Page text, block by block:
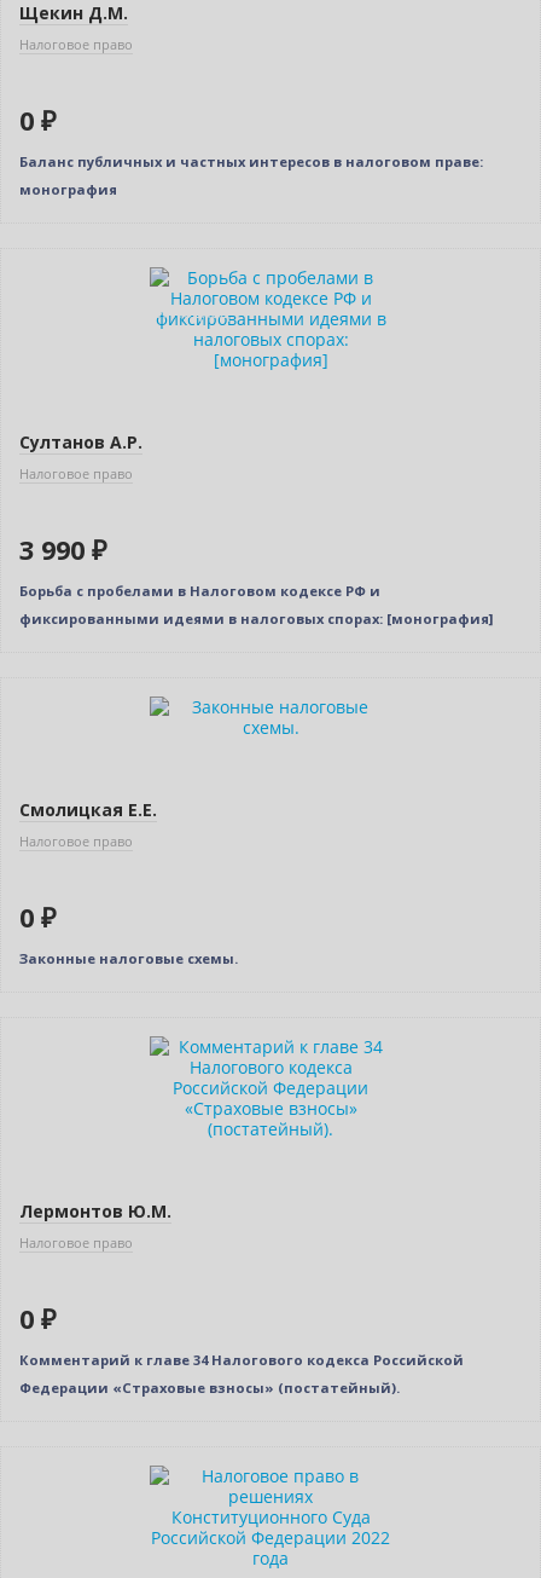
Щекин Д.М.
Налоговое право
0 ₽
Баланс публичных и частных интересов в налоговом праве:
монография
Индивидуальный подход
Султанов А.Р.
Налоговое право
3 990 ₽
Борьба с пробелами в Налоговом кодексе РФ и
фиксированными идеями в налоговых спорах: [монография]
Смолицкая Е.Е.
Налоговое право
0 ₽
Законные налоговые схемы.
Лермонтов Ю.М.
Налоговое право
0 ₽
Комментарий к главе 34 Налогового кодекса Российской
Федерации «Страховые взносы» (постатейный).